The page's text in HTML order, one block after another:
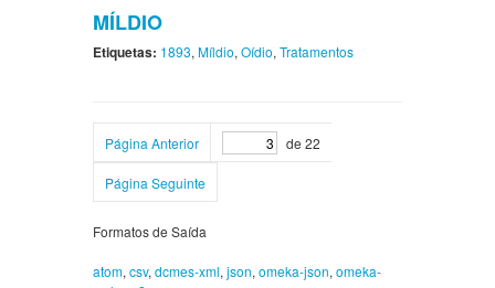
MÍLDIO
Etiquetas: 1893, Míldio, Oídio, Tratamentos
Página Anterior de 22
Página Seguinte
Formatos de Saída
atom, csv, dcmes-xml, json, omeka-json, omeka-